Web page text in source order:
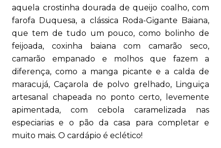
aquela crostinha dourada de queijo coalho, com
farofa Duquesa, a clássica Roda-Gigante Baiana,
que tem de tudo um pouco, como bolinho de
feijoada, coxinha baiana com camarão seco,
camarão empanado e molhos que fazem a
diferença, como a manga picante e a calda de
maracujá, Caçarola de polvo grelhado, Linguiça
artesanal chapeada no ponto certo, levemente
apimentada, com cebola caramelizada nas
especiarias e o pão da casa para completar e
muito mais. O cardápio é eclético!